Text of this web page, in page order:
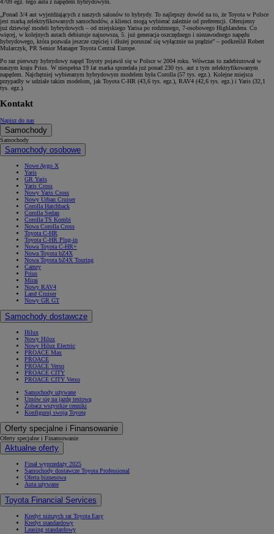
4709 egz. tego auta z napędem hybrydowym.
„Ponad 3/4 aut wyjeżdżających z naszych salonów to hybrydy. To najlepszy dowód na to, że Toyota w Polsce
jest marką zelektryfikowanych samochodów, a klienci mogą wybierać zależnie od preferencji. Oferujemy
już dziewięć modeli hybrydowych – od miejskiego Yarisa po rodzinnego, 7-osobowego Highlandera. Co
więcej, w kolejnych autach debiutuje najnowsza, 5. już generacja oszczędnego i niezawodnego napędu
hybrydowego, która pozwala jeszcze częściej i dłużej poruszać się wyłącznie na prądzie” – podkreślił Robert
Mularczyk, PR Senior Manager Toyota Central Europe.
Po raz pierwszy hybrydowy napęd Toyoty pojawił się w Polsce w 2004 roku. Wówczas to zadebiutował w
naszym kraju Prius. W niespełna 19 lat marka sprzedała już ponad 230 tys. aut z tym zelektryfikowanym
napędem. Najchętniej wybieranym hybrydowym modelem była Corolla (57 tys. egz.). Kolejne miejsca
przypadły w udziale takim modelom, jak Toyota C-HR (43,6 tys. egz.), RAV4 (42,6 tys. egz.) i Yaris (32,1
tys. egz.).
Kontakt
Napisz do nas
Samochody
Samochody
Samochody osobowe
Nowe Aygo X
Yaris
GR Yaris
Yaris Cross
Nowy Yaris Cross
Nowy Urban Cruiser
Corolla Hatchback
Corolla Sedan
Corolla TS Kombi
Nowa Corolla Cross
Toyota C-HR
Toyota C-HR Plug-in
Nowa Toyota C-HR+
Nowa Toyota bZ4X
Nowa Toyota bZ4X Touring
Camry
Prius
Mirai
Nowy RAV4
Land Cruiser
Nowy GR GT
Samochody dostawcze
Hilux
Nowy Hilux
Nowy Hilux Electric
PROACE Max
PROACE
PROACE Verso
PROACE CITY
PROACE CITY Verso
Samochody używane
Umów się na jazdę testową
Zobacz wszystkie cenniki
Konfiguruj swoją Toyotę
Oferty specjalne i Finansowanie
Oferty specjalne i Finansowanie
Aktualne oferty
Finał wyprzedaży 2025
Samochody dostawcze Toyota Professional
Oferta biznesowa
Auta używane
Toyota Financial Services
Kredyt niższych rat Toyota Easy
Kredyt standardowy
Leasing standardowy